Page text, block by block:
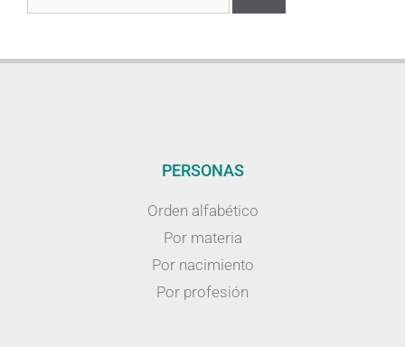
PERSONAS
Orden alfabético
Por materia
Por nacimiento
Por profesión